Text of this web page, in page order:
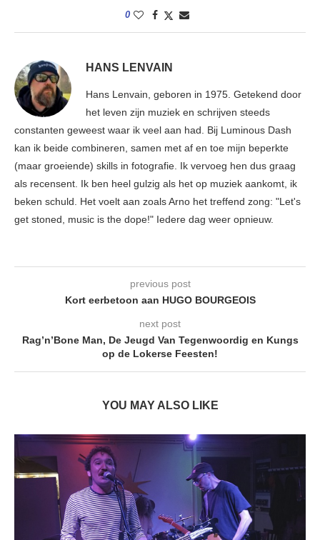
0
HANS LENVAIN
Hans Lenvain, geboren in 1975. Getekend door
het leven zijn muziek en schrijven steeds
constanten geweest waar ik veel aan had. Bij Luminous Dash
kan ik beide combineren, samen met af en toe mijn beperkte
(maar groeiende) skills in fotografie. Ik vervoeg hen dus graag
als recensent. Ik ben heel gulzig als het op muziek aankomt, ik
beken schuld. Het voelt aan zoals Arno het treffend zong: "Let's
get stoned, music is the dope!" Iedere dag weer opnieuw.
previous post
Kort eerbetoon aan HUGO BOURGEOIS
next post
Rag’n’Bone Man, De Jeugd Van Tegenwoordig en Kungs
op de Lokerse Feesten!
YOU MAY ALSO LIKE